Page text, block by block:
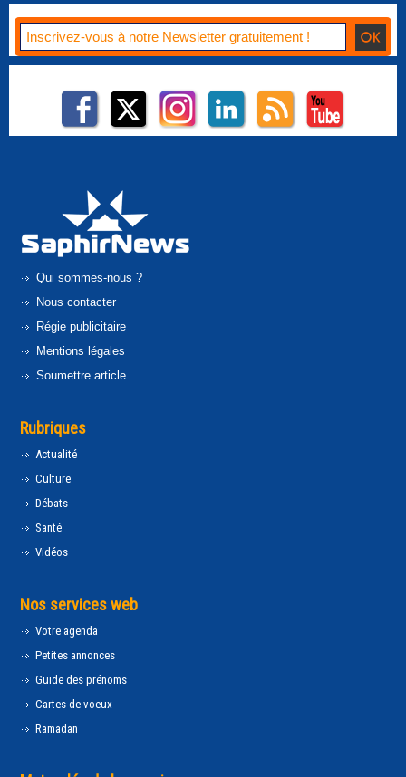
Qui sommes-nous ?
Nous contacter
Régie publicitaire
Mentions légales
Soumettre article
Rubriques
Actualité
Culture
Débats
Santé
Vidéos
Nos services web
Votre agenda
Petites annonces
Guide des prénoms
Cartes de voeux
Ramadan